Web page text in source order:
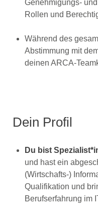
Genehmigungs-
Rollen und
Während des
Abstimmung mit
deinen ARCA-
Dein Profil
Du bist
und hast ein
(Wirtschafts-)
Qualifikation und
Berufserfahrung im